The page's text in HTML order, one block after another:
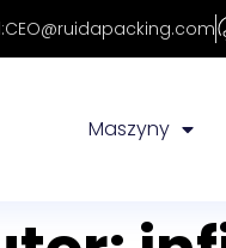
Maszyny